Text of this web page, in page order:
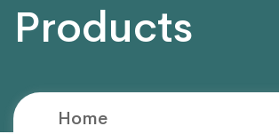
Products
Home